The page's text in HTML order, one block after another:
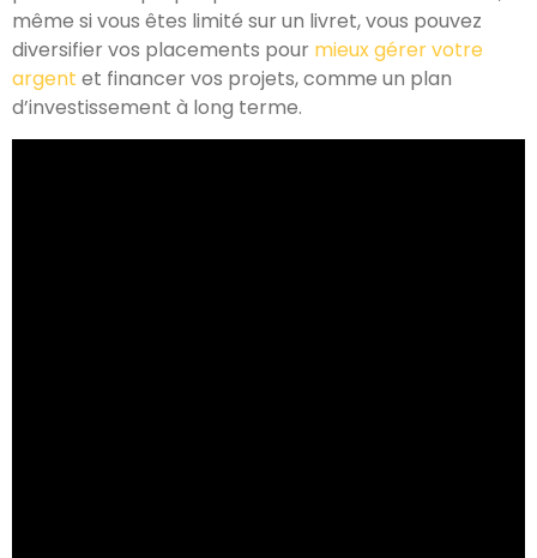
même si vous êtes limité sur un livret, vous pouvez
diversifier vos placements pour mieux gérer votre
argent et financer vos projets, comme un plan
d’investissement à long terme.